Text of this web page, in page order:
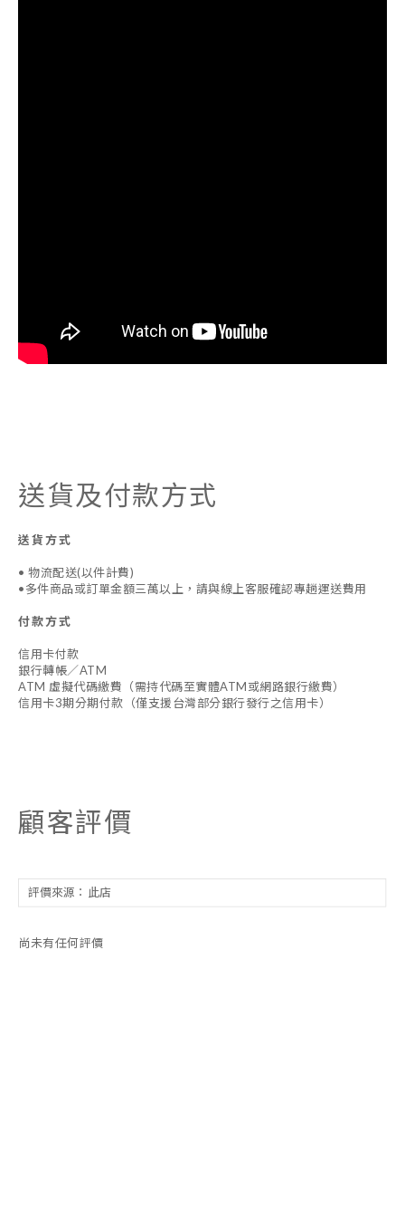
送貨及付款方式
送貨方式
• 物流配送(以件計費)
•多件商品或訂單金額三萬以上，請與線上客服確認專趟運送費用
付款方式
信用卡付款
銀行轉帳／ATM
ATM 虛擬代碼繳費（需持代碼至實體ATM或網路銀行繳費）
信用卡3期分期付款（僅支援台灣部分銀行發行之信用卡）
顧客評價
尚未有任何評價